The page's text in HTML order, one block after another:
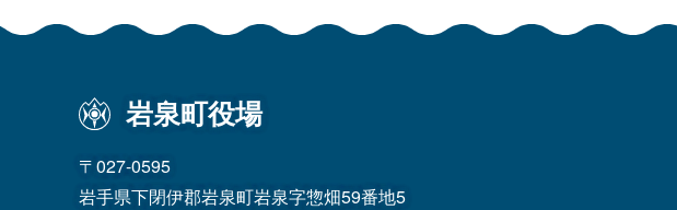
岩泉町役場
〒027-0595
岩手県下閉伊郡岩泉町岩泉字惣畑59番地5